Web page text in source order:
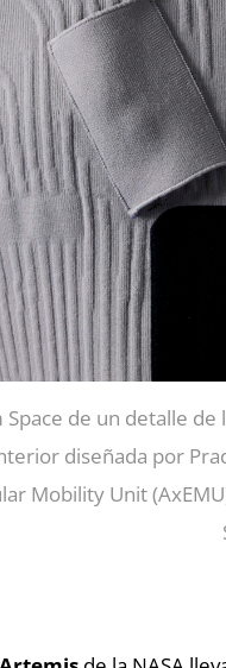
de un detalle
diseñada por
Mobility Unit